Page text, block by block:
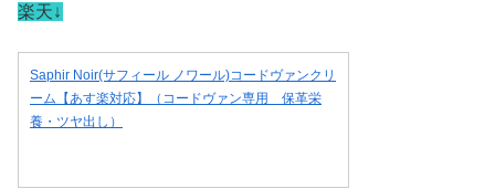
楽天↓
Saphir Noir(サフィール ノワール)コードヴァンクリ
ーム【あす楽対応】（コードヴァン専用 保革栄
養・ツヤ出し）